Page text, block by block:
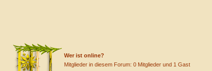
Wer ist online?
Mitglieder in diesem Forum: 0 Mitglieder und 1 Gast